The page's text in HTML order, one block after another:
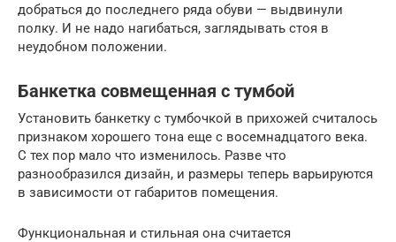
добраться до последнего ряда обуви — выдвинули
полку. И не надо нагибаться, заглядывать стоя в
неудобном положении.
Банкетка совмещенная с тумбой
Установить банкетку с тумбочкой в прихожей считалось
признаком хорошего тона еще с восемнадцатого века.
С тех пор мало что изменилось. Разве что
разнообразился дизайн, и размеры теперь варьируются
в зависимости от габаритов помещения.
Функциональная и стильная она считается